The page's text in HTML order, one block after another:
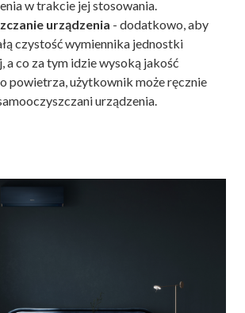
w trakcie jej stosowania.
urządzenia - dodatkowo, aby
czystość wymiennika jednostki
a co za tym idzie wysoką jakość
powietrza, użytkownik może ręcznie
urządzenia.